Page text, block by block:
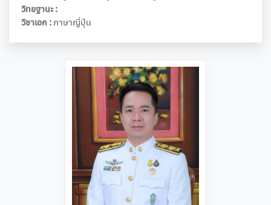
วิทยฐานะ :
วิชาเอก :ภาษาญี่ปุ่น